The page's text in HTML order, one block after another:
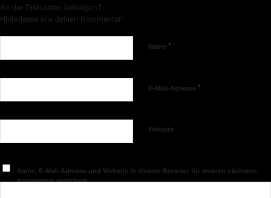
An der Diskussion beteiligen?
Hinterlasse uns deinen Kommentar!
Name *
E-Mail-Adresse *
Website
Name, E-Mail-Adresse und Website in diesem Browser für meinen nächsten
Kommentar speichern.